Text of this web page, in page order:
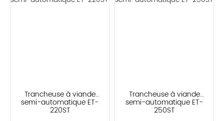
Trancheuse à viande
semi-automatique ET-
220ST
Trancheuse à viande
semi-automatique ET-
250ST